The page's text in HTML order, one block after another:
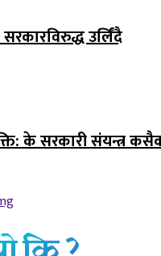
उर्लिंदै
के सरकारी संयन्त्र